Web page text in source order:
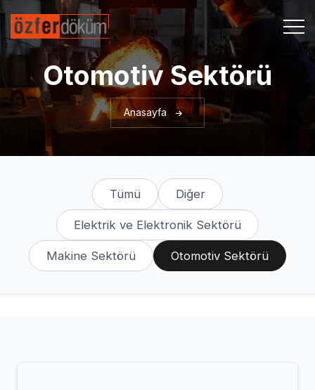
Otomotiv Sektörü
Anasayfa
Tümü Diğer
Elektrik ve Elektronik Sektörü
Makine Sektörü Otomotiv Sektörü